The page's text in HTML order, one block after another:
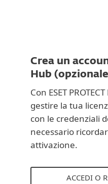
Crea un
Hub
Con ESET
gestire la tua
con le credenziali
necessario
attivazione.
ACCEDI O